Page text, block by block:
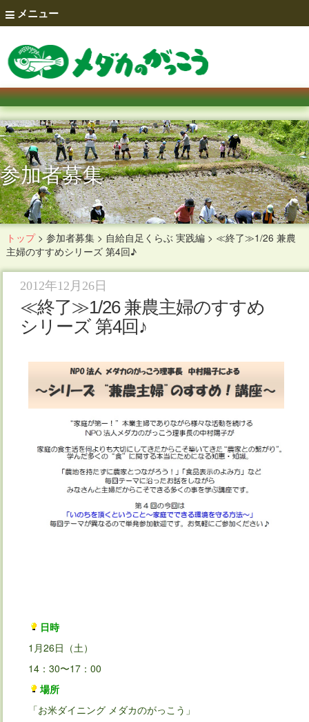
メニュー
参加者募集
トップ> 参加者募集> 自給自足くらぶ 実践編> ≪終了≫1/26 兼農
主婦のすすめシリーズ 第4回♪
2012年12月26日
≪終了≫1/26 兼農主婦のすすめ
シリーズ 第4回♪
日時
1月26日（土）
14：30〜17：00
場所
「お米ダイニング メダカのがっこう」